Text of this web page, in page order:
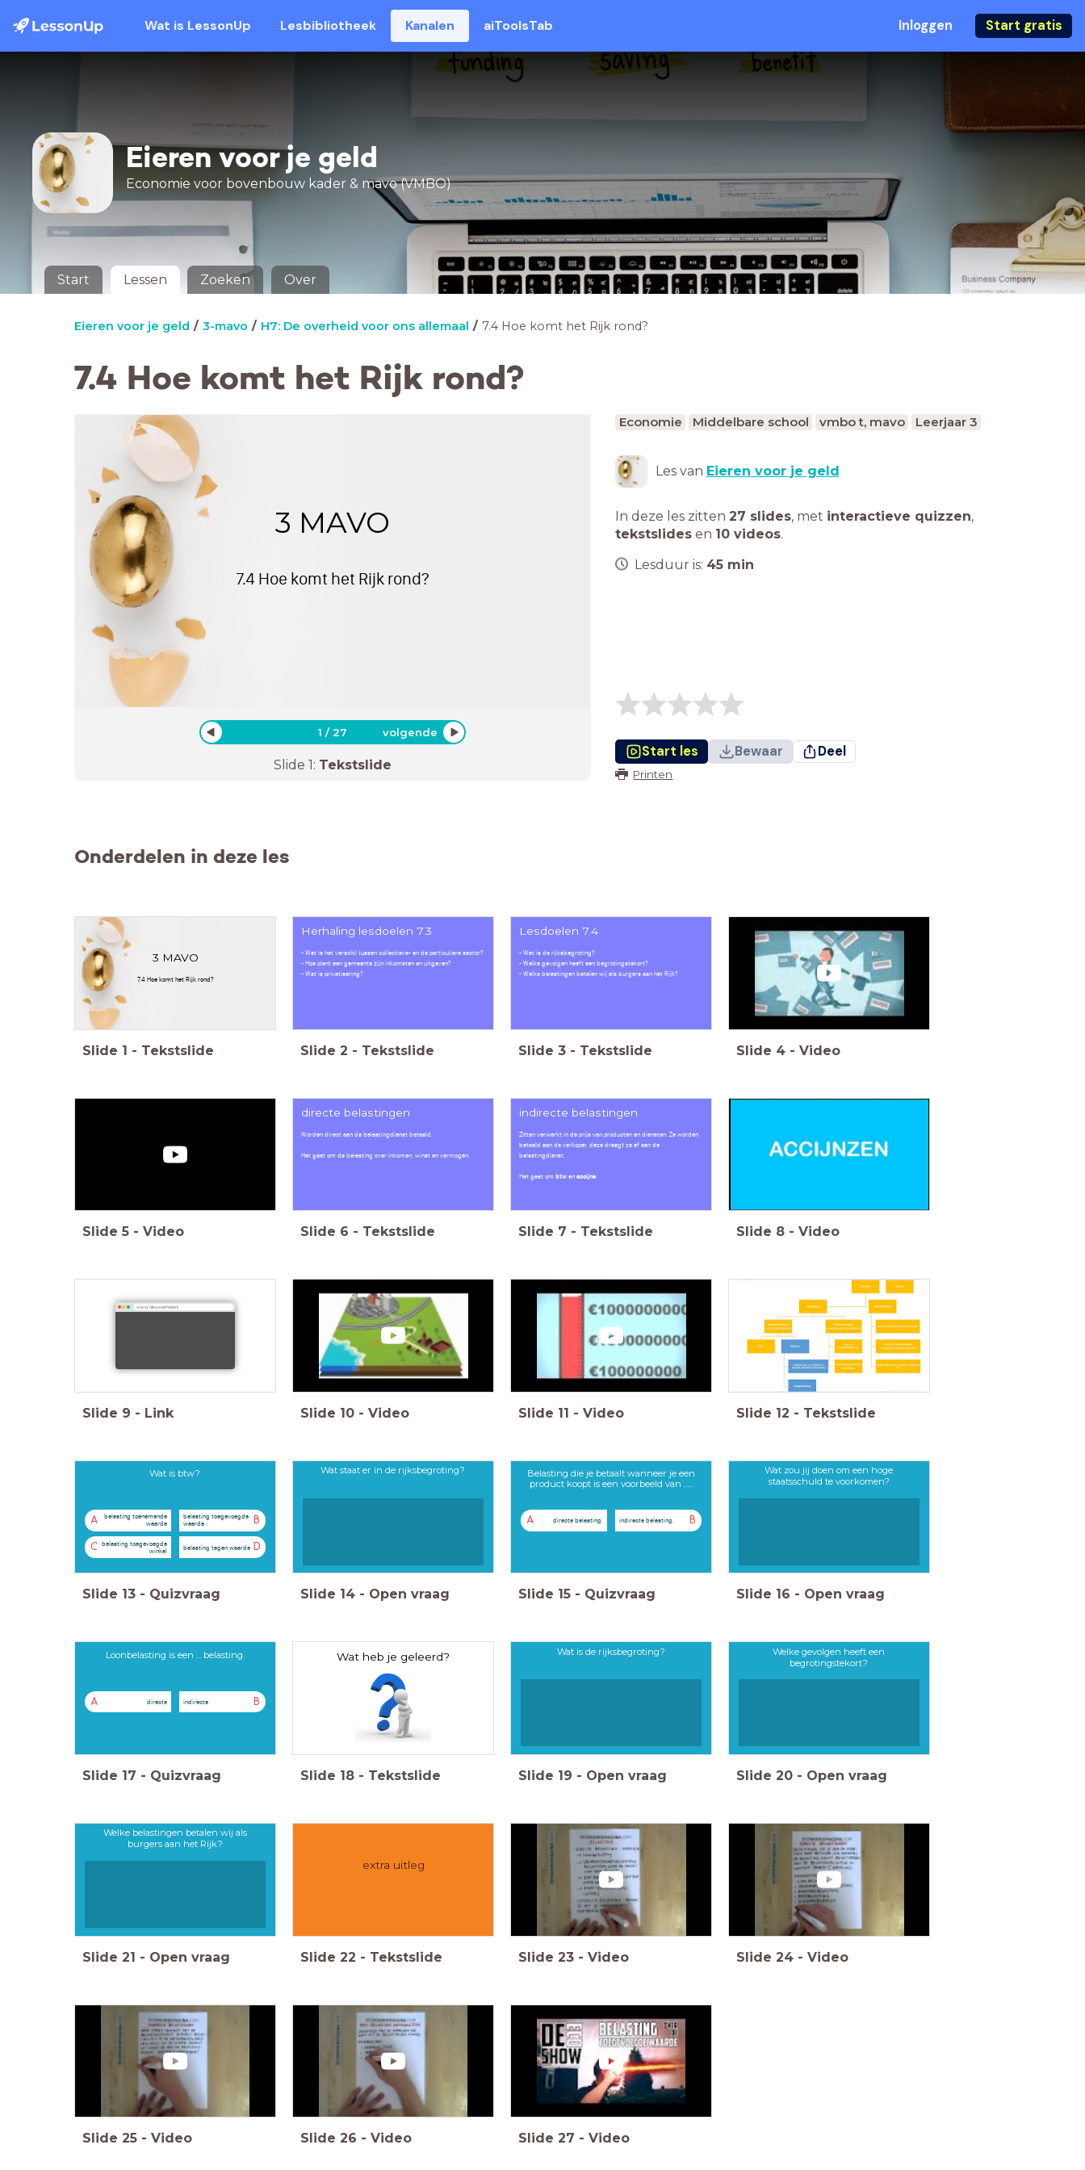
Wat is LessonUp Lesbibliotheek Kanalen aiToolsTab Inloggen Start gratis
Eieren voor je geld
Economie voor bovenbouw kader & mavo (VMBO)
Start Lessen Zoeken Over
Eieren voor je geld 3-mavo H7: De overheid voor ons allemaal 7.4 Hoe komt het Rijk rond?
7.4 Hoe komt het Rijk rond?
3 MAVO
7.4 Hoe komt het Rijk rond?
1 /27 volgende
Slide 1: Tekstslide
Economie Middelbare school vmbo t, mavo Leerjaar 3
Les van Eieren voor je geld
In deze les zitten 27 slides, met interactieve quizzen,
tekstslides en 10 videos.
Lesduur is: 45 min
Start les Bewaar Deel
Printen
Onderdelen in deze les
3 MAVO
7.4 Hoe komt het Rijk rond?
Slide 1 - Tekstslide
Herhaling lesdoelen 7.3
- Wat is het verschil tussen collectieve- en de particuliere sector?
- Hoe plant een gemeente zijn inkomsten en uitgaven?
- Wat is privatisering?
Slide 2 - Tekstslide
Lesdoelen 7.4
- Wat is de rijksbegroting?
- Welke gevolgen heeft een begrotingstekort?
- Welke belastingen betalen wij als burgers aan het Rijk?
Slide 3 - Tekstslide Slide 4 - Video
Slide 5 - Video
directe belastingen
Worden direct aan de belastingdienst betaald.
Het gaat om de belasting over inkomen, winst en vermogen.
Slide 6 - Tekstslide
indirecte belastingen
Zitten verwerkt in de prijs van producten en diensten. Ze worden
betaald aan de verkoper, deze draagt ze af aan de
belastingdienst.
Het gaat om btwen accijns.
Slide 7 - Tekstslide Slide 8 - Video
www.rijksoverheid.nl
Slide 9 - Link Slide 10 - Video Slide 11 - Video Slide 12 - Tekstslide
Wat is btw?
A
belasting toenemende
waarde
B
belasting toegevoegde
waarde
C belasting toegevoegde
winkel
D
belasting tegen waarde
Slide 13 - Quizvraag
Wat staat er in de rijksbegroting?
Slide 14 - Open vraag
Belasting die je betaalt wanneer je een
product koopt is een voorbeeld van .....
A directe belasting. B
indirecte belasting.
Slide 15 - Quizvraag
Wat zou jij doen om een hoge
staatsschuld te voorkomen?
Slide 16 - Open vraag
Loonbelasting is een ... belasting.
A directe B
indirecte
Slide 17 - Quizvraag
Wat heb je geleerd?
Slide 18 - Tekstslide
Wat is de rijksbegroting?
Slide 19 - Open vraag
Welke gevolgen heeft een
begrotingstekort?
Slide 20 - Open vraag
Welke belastingen betalen wij als
burgers aan het Rijk?
Slide 21 - Open vraag
extra uitleg
Slide 22 - Tekstslide Slide 23 - Video Slide 24 - Video
Slide 25 - Video Slide 26 - Video Slide 27 - Video